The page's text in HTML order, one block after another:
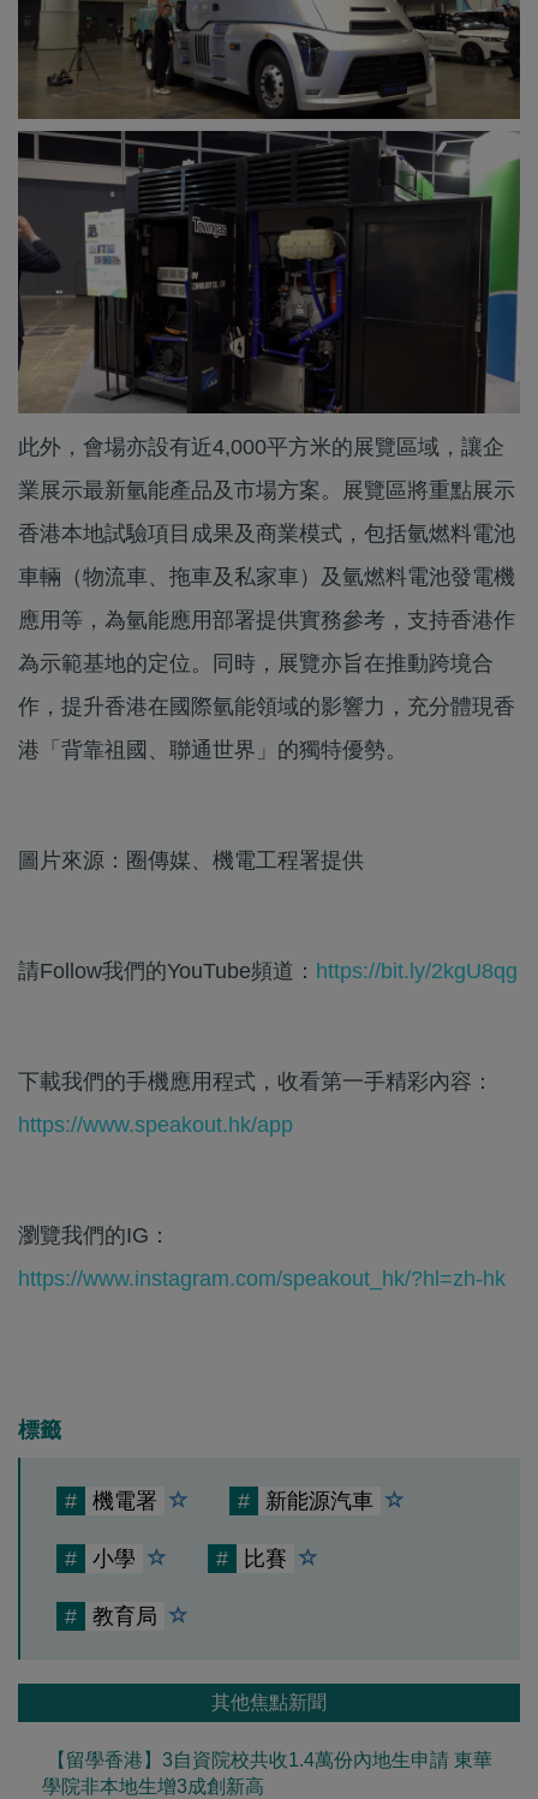
此外，會場亦設有近4,000平方米的展覽區域，讓企
業展示最新氫能產品及市場方案。展覽區將重點展示
香港本地試驗項目成果及商業模式，包括氫燃料電池
車輛（物流車、拖車及私家車）及氫燃料電池發電機
應用等，為氫能應用部署提供實務參考，支持香港作
為示範基地的定位。同時，展覽亦旨在推動跨境合
作，提升香港在國際氫能領域的影響力，充分體現香
港「背靠祖國、聯通世界」的獨特優勢。
圖片來源：圈傳媒、機電工程署提供
請Follow我們的YouTube頻道： https://bit.ly/2kgU8qg
下載我們的手機應用程式，收看第一手精彩內容：
https://www.speakout.hk/app
瀏覽我們的IG：
https://www.instagram.com/speakout_hk/?hl=zh-hk
標籤
# 機電署 # 新能源汽車
# 小學 # 比賽
# 教育局
其他焦點新聞
【留學香港】3自資院校共收1.4萬份內地生申請 東華
學院非本地生增3成創新高